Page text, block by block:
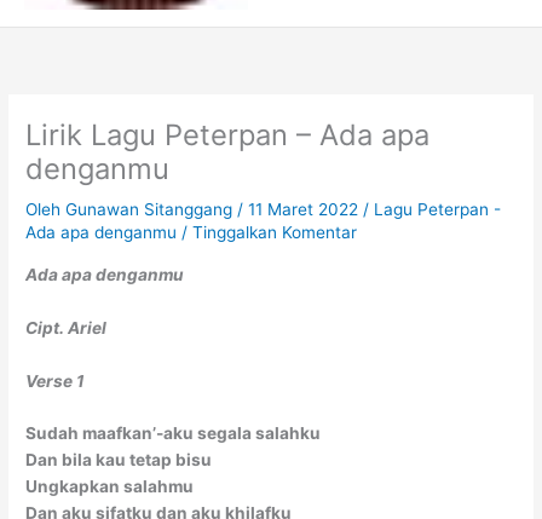
Lirik Lagu Peterpan – Ada apa
denganmu
OlehGunawan Sitanggang /11 Maret 2022 / Lagu Peterpan -
Ada apa denganmu /Tinggalkan Komentar
Ada apa denganmu
Cipt. Ariel
Verse 1
Sudah maafkan’-aku segala salahku
Dan bila kau tetap bisu
Ungkapkan salahmu
Dan aku sifatku dan aku khilafku